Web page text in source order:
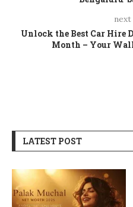
Unlock the Best Car Hire
Month – Your
LATEST POST